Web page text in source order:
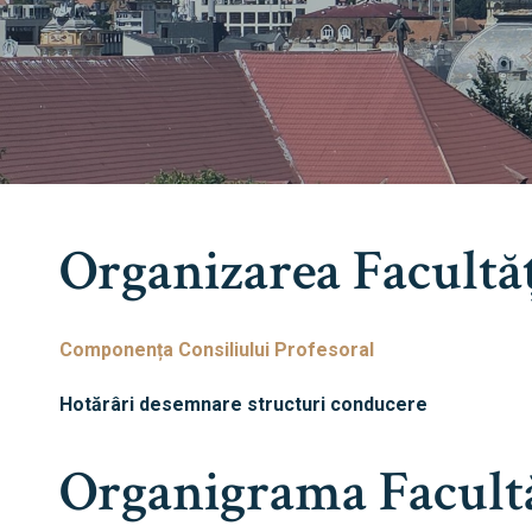
UNIVERSITATEA BABEȘ - BOLYAI
FACULTATEA
DE DREPT
Avizier
Studii
Erasmus
Contact
Organizarea
Componența Consiliului Profesoral
Hotărâri desemnare structuri conducere
Organigrama